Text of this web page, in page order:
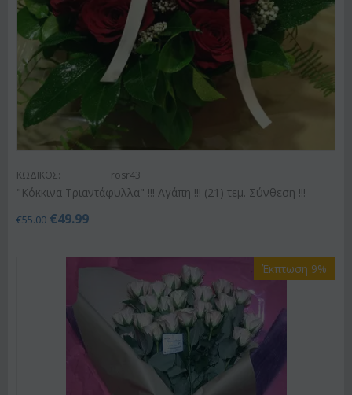
ΚΩΔΙΚΟΣ: rosr43
"Κόκκινα Τριαντάφυλλα" !!! Αγάπη !!! (21) τεμ. Σύνθεση !!!
€55.00 €49.99
Έκπτωση 9%